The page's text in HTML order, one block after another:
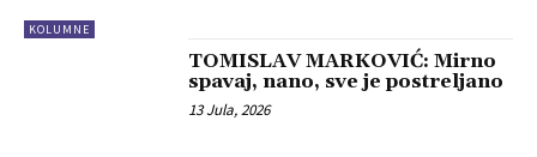
KOLUMNE
TOMISLAV MARKOVIĆ: Mirno
spavaj, nano, sve je postreljano
13 Jula, 2026